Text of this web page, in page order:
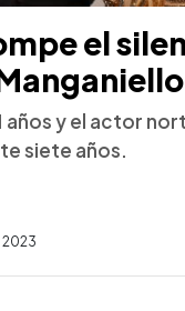
el
años y el actor
siete años.
2023